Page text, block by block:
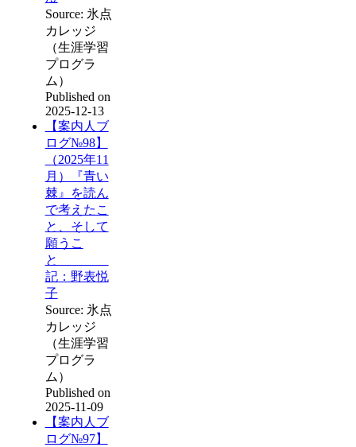
Source: 氷点
カレッジ
（生涯学習
プログラ
ム）
Published on
2025-12-13
【案内人ブ
ログ№98】
（2025年11
月）『青い
棘』を読ん
で考えたこ
と、そして
願うこ
と
記：野表悦
子
Source: 氷点
カレッジ
（生涯学習
プログラ
ム）
Published on
2025-11-09
【案内人ブ
ログ№97】